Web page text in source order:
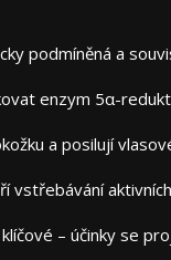
podmíněná a
enzym 5α-
a posilují
vstřebávání
– účinky se